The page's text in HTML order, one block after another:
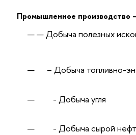
Промышленное производство
Добыча полезных
– Добыча топливно-
- Добыча угля
- Добыча сырой нефти